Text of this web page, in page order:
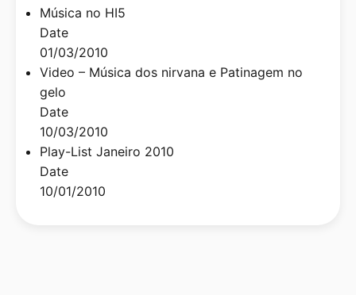
Música no HI5
Date
01/03/2010
Video – Música dos nirvana e Patinagem no
gelo
Date
10/03/2010
Play-List Janeiro 2010
Date
10/01/2010